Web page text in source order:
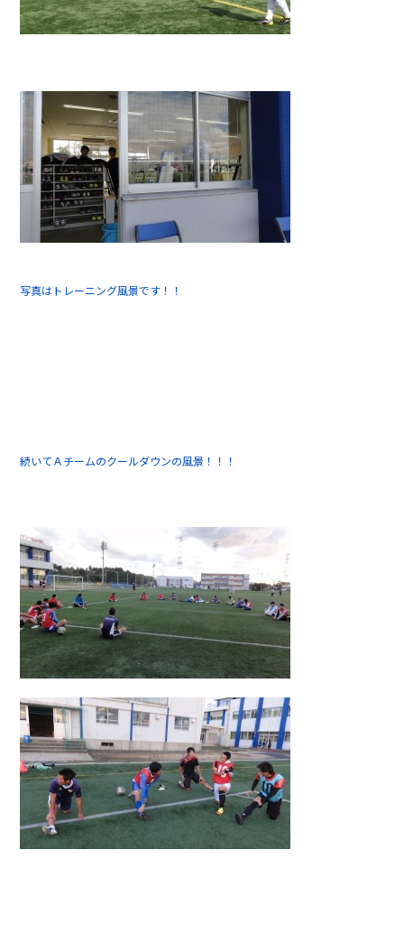
写真はトレーニング風景です！！
続いてＡチームのクールダウンの風景！！！